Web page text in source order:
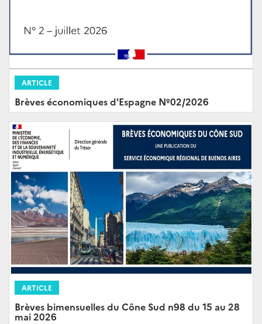
ARTICLE
Brèves économiques d'Espagne Nº02/2026
ARTICLE
Brèves bimensuelles du Cône Sud n98 du 15 au 28
mai 2026